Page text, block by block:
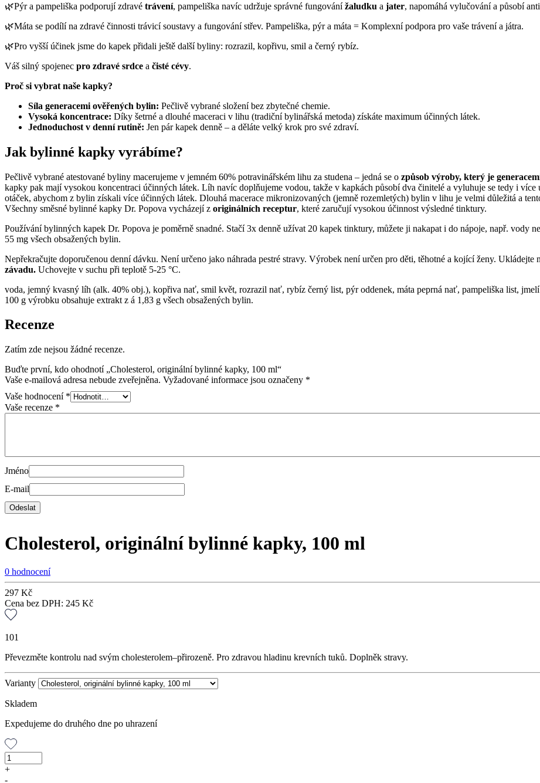
🌿Pýr a pampeliška podporují zdravé trávení, pampeliška navíc udržuje správné fungovánížaludku a jater, napomáhá vylučování a působí
🌿Máta se podílí na zdravé činnosti trávicí soustavy a fungování střev. Pampeliška, pýr a máta = Komplexní podpora pro vaše trávení a játra.
🌿Pro vyšší účinek jsme do kapek přidali ještě další byliny: rozrazil, kopřivu, smil a černý rybíz.
Váš silný spojenec pro zdravé srdce a čisté cévy.
Proč si vybrat naše kapky?
Síla generacemi ověřených bylin: Pečlivě vybrané složení bez zbytečné chemie.
Vysoká koncentrace: Díky šetrné a dlouhé maceraci v lihu (tradiční bylinářská metoda) získáte maximum účinných látek.
Jednoduchost v denní rutině: Jen pár kapek denně – a děláte velký krok pro své zdraví.
Jak bylinné kapky vyrábíme?
Pečlivě vybrané atestované byliny macerujeme v jemném 60% potravinářském lihu za studena – jedná se o způsob výroby, který je
kapky pak mají vysokou koncentraci účinných látek. Líh navíc doplňujeme vodou, takže v kapkách působí dva činitelé a vyluhuje se tedy i
otáček, abychom z bylin získali více účinných látek. Dlouhá macerace mikronizovaných (jemně rozemletých) bylin v lihu je velmi důležitá a
Všechny směsné bylinné kapky Dr. Popova vycházejí z originálních receptur, které zaručují vysokou účinnost výsledné tinktury.
Používání bylinných kapek Dr. Popova je poměrně snadné. Stačí 3x denně užívat 20 kapek tinktury, můžete ji nakapat i do nápoje, např. vody
55 mg všech obsažených bylin.
Nepřekračujte doporučenou denní dávku. Není určeno jako náhrada pestré stravy. Výrobek není určen pro děti, těhotné a kojící ženy. Ukládejte
závadu. Uchovejte v suchu při teplotě 5-25 °C.
voda, jemný kvasný líh (alk. 40% obj.), kopřiva nať, smil květ, rozrazil nať, rybíz černý list, pýr oddenek, máta peprná nať, pampeliška list,
100 g výrobku obsahuje extrakt z á 1,83 g všech obsažených bylin.
Recenze
Zatím zde nejsou žádné recenze.
Buďte první, kdo ohodnotí „Cholesterol, originální bylinné kapky, 100 ml“
Vaše e-mailová adresa nebude zveřejněna. Vyžadované informace jsou označeny *
Vaše hodnocení *
Vaše recenze *
Jméno
E-mail
Cholesterol, originální bylinné kapky, 100 ml
0 hodnocení
297 Kč
Cena bez DPH: 245 Kč
101
Převezměte kontrolu nad svým cholesterolem–přirozeně. Pro zdravou hladinu krevních tuků. Doplněk stravy.
Varianty
Skladem
Expedujeme do druhého dne po uhrazení
Cholesterol,
originální
+
-